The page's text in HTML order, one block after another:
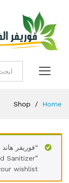
Home
/
Shop
“فوريفر هاند
Sanitizer”
wishlist